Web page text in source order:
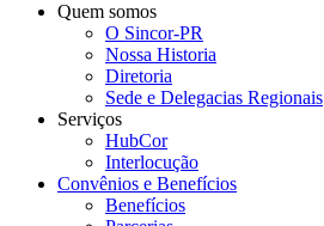
Quem somos
O Sincor-PR
Nossa Historia
Diretoria
Sede e Delegacias Regionais
Serviços
HubCor
Interlocução
Convênios e Benefícios
Benefícios